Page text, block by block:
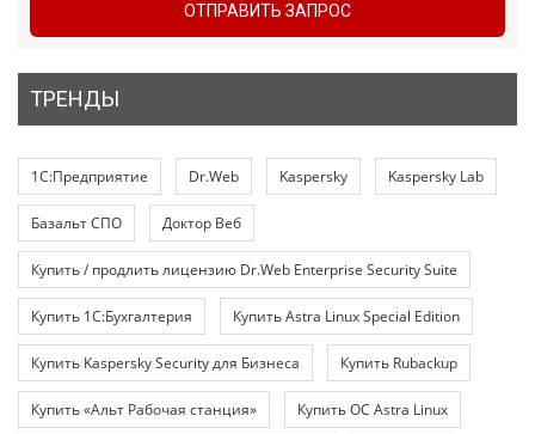
ОТПРАВИТЬ ЗАПРОС
ТРЕНДЫ
1С:Предприятие Dr.Web Kaspersky Kaspersky Lab
Базальт СПО Доктор Веб
Купить / продлить лицензию Dr.Web Enterprise Security Suite
Купить 1С:Бухгалтерия Купить Astra Linux Special Edition
Купить Kaspersky Security для Бизнеса Купить Rubackup
Купить «Альт Рабочая станция» Купить ОС Astra Linux